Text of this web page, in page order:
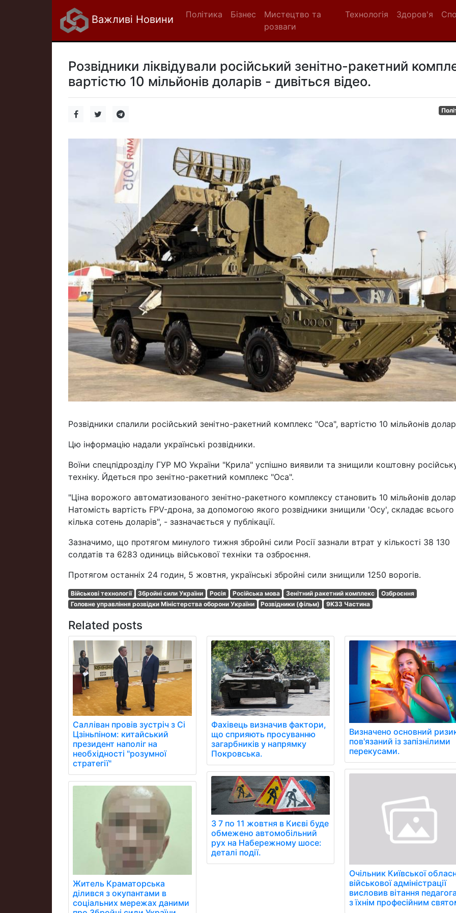
Важливі Новини Політика Бізнес
Мистецтво та
розваги
Технологія Здоров'я
Розвідники ліквідували російський зенітно-ракетний
вартістю 10 мільйонів доларів - дивіться відео.
Розвідники спалили російський зенітно-ракетний комплекс "Оса", вартістю 10 мільйонів
Цю інформацію надали українські розвідники.
Воїни спецпідрозділу ГУР МО України "Крила" успішно виявили та знищили коштовну
техніку. Йдеться про зенітно-ракетний комплекс "Оса".
"Ціна ворожого автоматизованого зенітно-ракетного комплексу становить 10 мільйонів
Натомість вартість FPV-дрона, за допомогою якого розвідники знищили 'Осу', складає всього
кілька сотень доларів", - зазначається у публікації.
Зазначимо, що протягом минулого тижня збройні сили Росії зазнали втрат у кількості 38 130
солдатів та 6283 одиниць військової техніки та озброєння.
Протягом останніх 24 годин, 5 жовтня, українські збройні сили знищили 1250 ворогів.
Військові технології Збройні сили України Росія Російська мова Зенітний ракетний комплекс
Озброєння
Головне управління розвідки Міністерства оборони України
Розвідники (фільм) 9K33 Частина
Related posts
Салліван провів зустріч з Сі
Цзіньпіном: китайський
президент наполіг на
необхідності "розумної
стратегії"
Житель Краматорська
ділився з окупантами в
соціальних мережах даними
Фахівець визначив фактори,
що сприяють просуванню
загарбників у напрямку
Покровська.
З 7 по 11 жовтня в Києві буде
обмежено автомобільний
рух на Набережному шосе:
деталі події.
Визначено основний
пов'язаний із запізнілими
перекусами.
Очільник Київської
військової адміністрації
висловив вітання
з їхнім професійним